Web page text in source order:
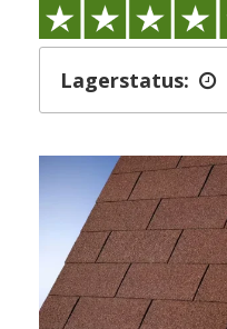
Lagerstatus: